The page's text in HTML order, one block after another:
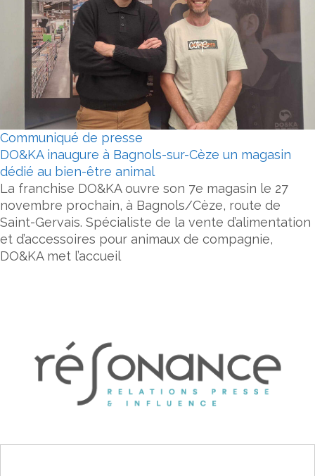
Communiqué de presse
DO&KA inaugure à Bagnols-sur-Cèze un magasin
dédié au bien-être animal
La franchise DO&KA ouvre son 7e magasin le 27
novembre prochain, à Bagnols/Cèze, route de
Saint-Gervais. Spécialiste de la vente d’alimentation
et d’accessoires pour animaux de compagnie,
DO&KA met l’accueil